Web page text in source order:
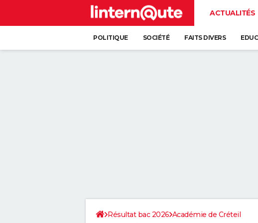
ACTUALITÉS
POLITIQUE SOCIÉTÉ FAITS DIVERS
Résultat bac 2026 Académie de Créteil